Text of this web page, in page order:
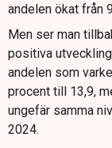
andelen ökat från
Men ser man
positiva
andelen som
procent till 13,9,
ungefär samma
2024.